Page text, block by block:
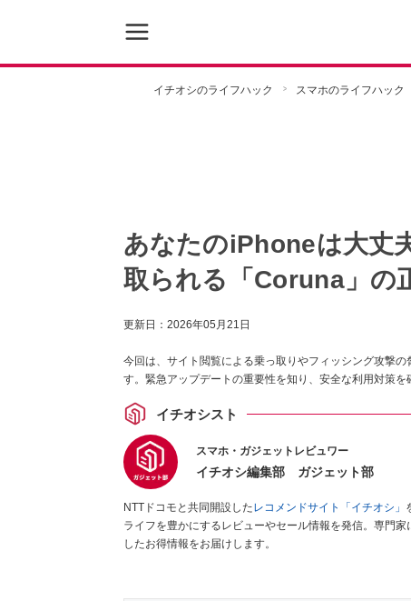
イチオシのライフハック スマホのライフハック
あなたのiPhoneは大丈
取られる「Coruna」の
更新日： 2026年05月21日
今回は、サイト閲覧による乗っ取りやフィッシング攻撃
す。緊急アップデートの重要性を知り、安全な利用対策を
イチオシスト
スマホ・ガジェットレビュワー
イチオシ編集部 ガジェット部
NTTドコモと共同開設したレコメンドサイト「イチオシ」
ライフを豊かにするレビューやセール情報を発信。専門
したお得情報をお届けします。